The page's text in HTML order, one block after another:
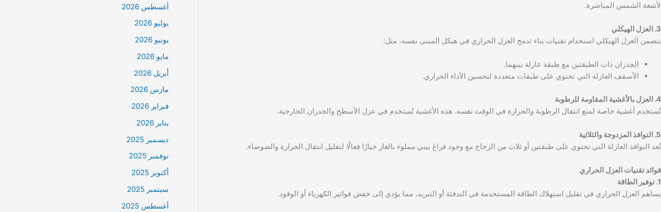
لأشعة الشمس المباشرة.
3. العزل الهيكلي
يتضمن العزل الهيكلي استخدام تقنيات بناء تدمج العزل الحراري في هيكل المبنى نفسه، مثل:
الجدران ذات الطبقتين مع طبقة عازلة بينهما.
الأسقف العازلة التي تحتوي على طبقات متعددة لتحسين الأداء الحراري.
4. العزل بالأغشية المقاومة للرطوبة
تُستخدم أغشية خاصة لمنع انتقال الرطوبة والحرارة في الوقت نفسه. هذه الأغشية تُستخدم في عزل الأسطح والجدران الخارجية.
5. النوافذ المزدوجة والثلاثية
تُعد النوافذ العازلة التي تحتوي على طبقتين أو ثلاث من الزجاج مع وجود فراغ بيني مملوء بالغاز خيارًا فعالًا لتقليل انتقال الحرارة والضوضاء.
فوائد تقنيات العزل الحراري
1. توفير الطاقة
يساهم العزل الحراري في تقليل استهلاك الطاقة المستخدمة في التدفئة أو التبريد، مما يؤدي إلى خفض فواتير الكهرباء أو الوقود.
أغسطس 2026
يوليو 2026
يونيو 2026
مايو 2026
أبريل 2026
مارس 2026
فبراير 2026
يناير 2026
ديسمبر 2025
نوفمبر 2025
أكتوبر 2025
سبتمبر 2025
أغسطس 2025